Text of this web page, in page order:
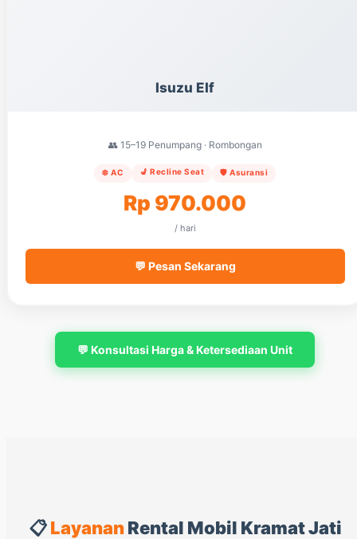
Isuzu Elf
👥 15–19 Penumpang · Rombongan
❄️ AC 💺 Recline Seat 🛡️ Asuransi
Rp 970.000
/ hari
💬 Pesan Sekarang
💬 Konsultasi Harga & Ketersediaan Unit
📋LayananRental Mobil Kramat Jati